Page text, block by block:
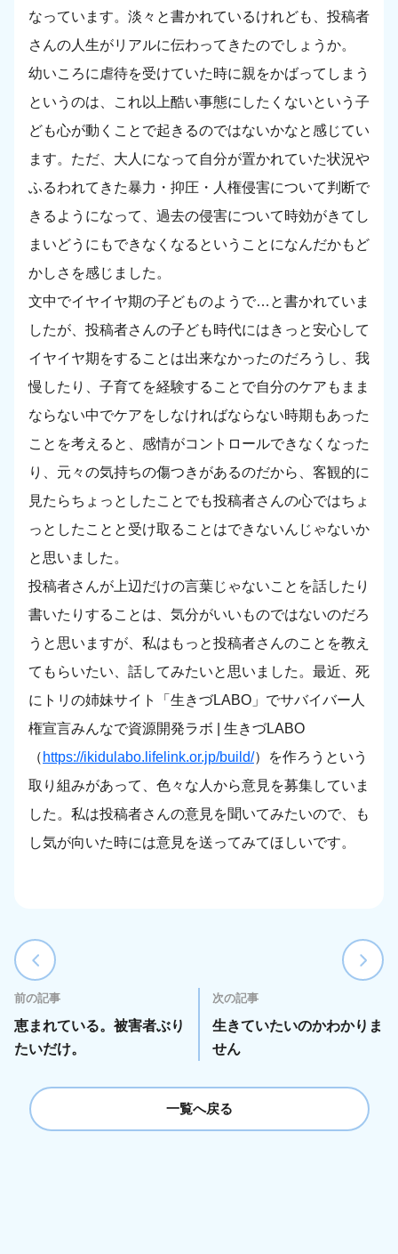
なっています。淡々と書かれているけれども、投稿者
さんの人生がリアルに伝わってきたのでしょうか。
幼いころに虐待を受けていた時に親をかばってしまう
というのは、これ以上酷い事態にしたくないという子
ども心が動くことで起きるのではないかなと感じてい
ます。ただ、大人になって自分が置かれていた状況や
ふるわれてきた暴力・抑圧・人権侵害について判断で
きるようになって、過去の侵害について時効がきてし
まいどうにもできなくなるということになんだかもど
かしさを感じました。
文中でイヤイヤ期の子どものようで…と書かれていま
したが、投稿者さんの子ども時代にはきっと安心して
イヤイヤ期をすることは出来なかったのだろうし、我
慢したり、子育てを経験することで自分のケアもまま
ならない中でケアをしなければならない時期もあった
ことを考えると、感情がコントロールできなくなった
り、元々の気持ちの傷つきがあるのだから、客観的に
見たらちょっとしたことでも投稿者さんの心ではちょ
っとしたことと受け取ることはできないんじゃないか
と思いました。
投稿者さんが上辺だけの言葉じゃないことを話したり
書いたりすることは、気分がいいものではないのだろ
うと思いますが、私はもっと投稿者さんのことを教え
てもらいたい、話してみたいと思いました。最近、死
にトリの姉妹サイト「生きづLABO」でサバイバー人
権宣言みんなで資源開発ラボ | 生きづLABO
（ https://ikidulabo.lifelink.or.jp/build/）を作ろうという
取り組みがあって、色々な人から意見を募集していま
した。私は投稿者さんの意見を聞いてみたいので、も
し気が向いた時には意見を送ってみてほしいです。
前の記事
恵まれている。被害者ぶり
たいだけ。
次の記事
生きていたいのかわかりま
せん
一覧へ戻る